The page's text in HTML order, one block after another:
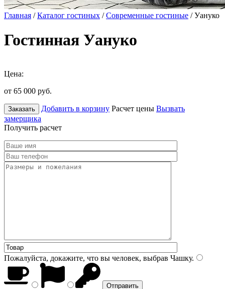
Главная /Каталог гостиных /Современные гостиные / Уануко
Гостинная Уануко
Цена:
от 65 000 руб.
Заказать Добавить в корзину Расчет цены Вызвать
замерщика
Получить расчет
Пожалуйста, докажите, что вы человек, выбрав Чашку.